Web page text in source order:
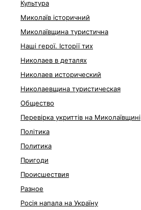
Культура
Миколаїв історичний
Миколаївщина туристична
Наші герої. Історії тих
Николаев в деталях
Николаев исторический
Николаевщина туристическая
Общество
Перевірка укриттів на Миколаївщині
Політика
Политика
Пригоди
Происшествия
Разное
Росія напала на Україну